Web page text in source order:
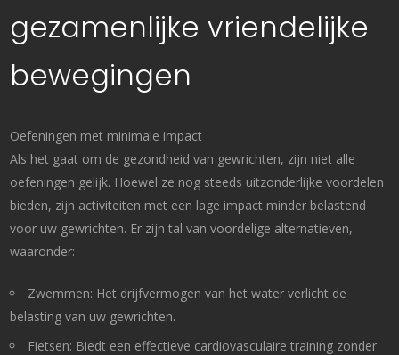
gezamenlijke vriendelijke
bewegingen
Oefeningen met minimale impact
Als het gaat om de gezondheid van gewrichten, zijn niet alle
oefeningen gelijk. Hoewel ze nog steeds uitzonderlijke voordelen
bieden, zijn activiteiten met een lage impact minder belastend
voor uw gewrichten. Er zijn tal van voordelige alternatieven,
waaronder:
Zwemmen: Het drijfvermogen van het water verlicht de
belasting van uw gewrichten.
Fietsen: Biedt een effectieve cardiovasculaire training zonder